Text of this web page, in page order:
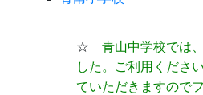
☆ 青山中学校では
した。ご利用くださ
ていただきますので